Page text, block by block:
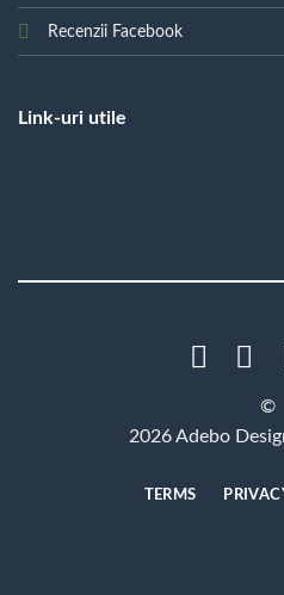
Recenzii Facebook
Link-uri utile
©
2026 Adebo
TERMS